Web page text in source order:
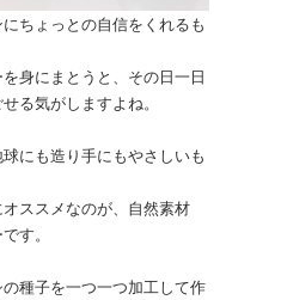
ちょっとの自信をくれるも
身にまとうと、その日一日
る気がしますよね。
にも造り手にもやさしいも
ススメなのが、自然素材
す。
種子を一つ一つ加工して作